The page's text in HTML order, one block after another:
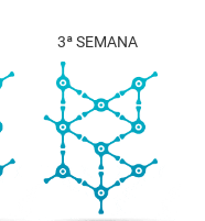
3ª SEMANA